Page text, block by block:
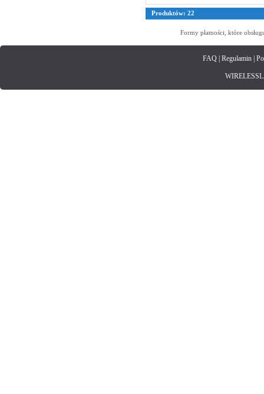
Produktów: 22
Formy płatności, które
FAQ| Regulamin|